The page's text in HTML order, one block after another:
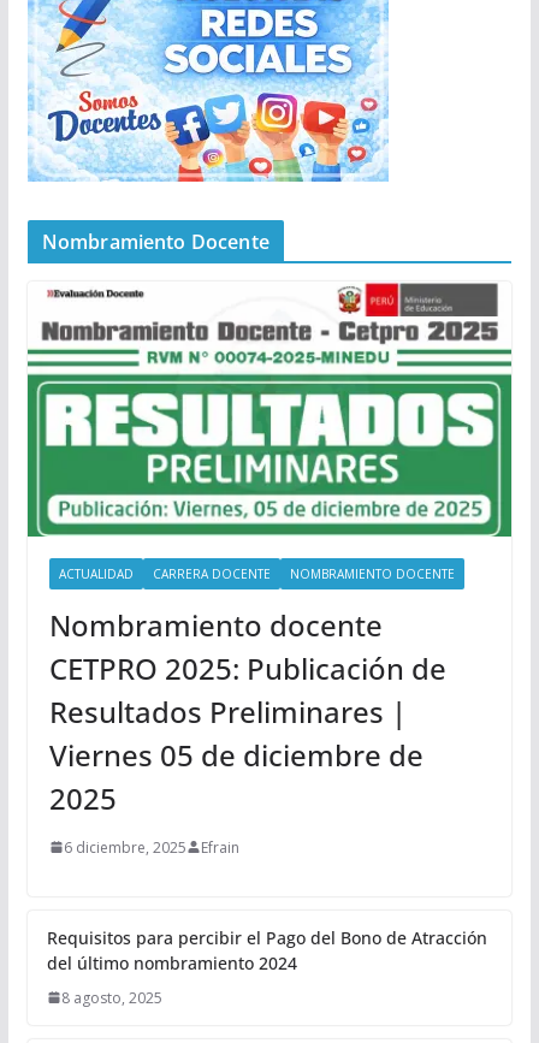
Nombramiento Docente
ACTUALIDAD CARRERA DOCENTE NOMBRAMIENTO DOCENTE
Nombramiento docente
CETPRO 2025: Publicación de
Resultados Preliminares |
Viernes 05 de diciembre de
2025
6 diciembre, 2025 Efrain
Requisitos para percibir el Pago del Bono de Atracción
del último nombramiento 2024
8 agosto, 2025